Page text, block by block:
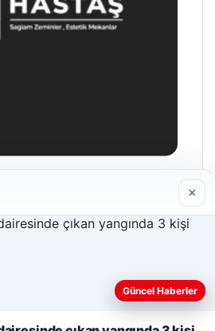
daha iyi anlayabilmek,
×
Güncel Haberler